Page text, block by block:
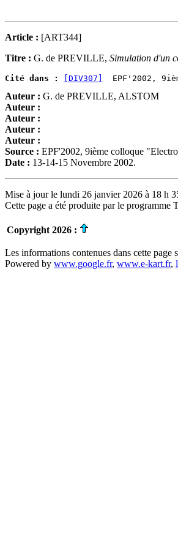
Article : [ART344]
Titre : G. de PREVILLE, Simulation d'un
Cité dans : [DIV307]
EPF'2002,
Auteur : G. de PREVILLE, ALSTOM
Auteur :
Auteur :
Auteur :
Auteur :
Source : EPF'2002, 9ième colloque
Date : 13-14-15 Novembre 2002.
Mise à jour le lundi 26 janvier 2026 à 18 h
Cette page a été produite par le
Copyright 2026 :
Les informations contenues dans cette page
Powered by www.google.fr, www.e-kart.fr,